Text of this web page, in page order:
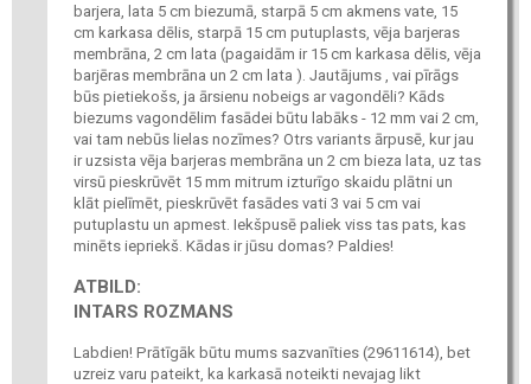
barjera, lata 5 cm biezumā, starpā 5 cm akmens vate, 15
cm karkasa dēlis, starpā 15 cm putuplasts, vēja barjeras
membrāna, 2 cm lata (pagaidām ir 15 cm karkasa dēlis, vēja
barjēras membrāna un 2 cm lata ). Jautājums , vai pīrāgs
būs pietiekošs, ja ārsienu nobeigs ar vagondēli? Kāds
biezums vagondēlim fasādei būtu labāks - 12 mm vai 2 cm,
vai tam nebūs lielas nozīmes? Otrs variants ārpusē, kur jau
ir uzsista vēja barjeras membrāna un 2 cm bieza lata, uz tas
virsū pieskrūvēt 15 mm mitrum izturīgo skaidu plātni un
klāt pielīmēt, pieskrūvēt fasādes vati 3 vai 5 cm vai
putuplastu un apmest. Iekšpusē paliek viss tas pats, kas
minēts iepriekš. Kādas ir jūsu domas? Paldies!
ATBILD:
INTARS ROZMANS
Labdien! Prātīgāk būtu mums sazvanīties (29611614), bet
uzreiz varu pateikt, ka karkasā noteikti nevajag likt